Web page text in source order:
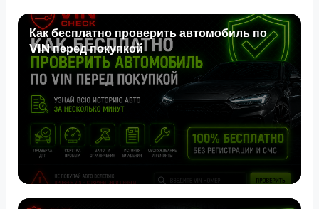
Как бесплатно проверить автомобиль по
VIN перед покупкой